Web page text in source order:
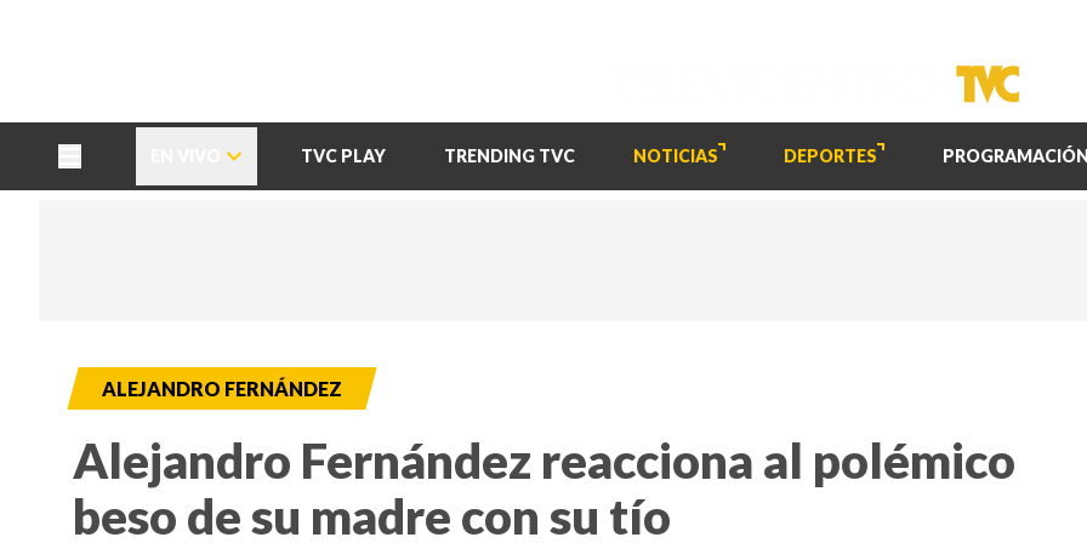
TVC PLAY TRENDING TVC NOTICIAS DEPORTES PROGRAMACIÓN
ALEJANDRO FERNÁNDEZ
Alejandro Fernández reacciona al polémico
beso de su madre con su tío